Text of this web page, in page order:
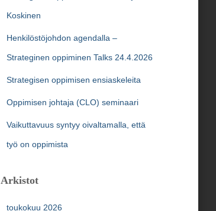
Koskinen
Henkilöstöjohdon agendalla –
Strateginen oppiminen Talks 24.4.2026
Strategisen oppimisen ensiaskeleita
Oppimisen johtaja (CLO) seminaari
Vaikuttavuus syntyy oivaltamalla, että
työ on oppimista
Arkistot
toukokuu 2026